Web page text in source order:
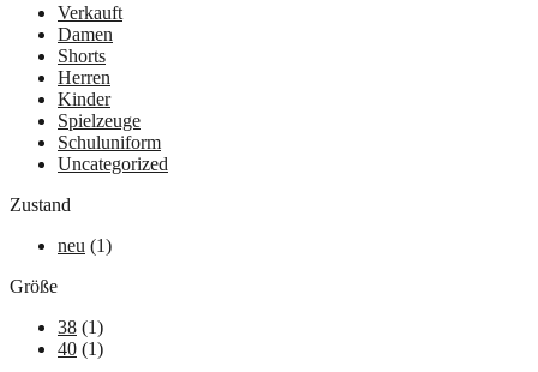
Verkauft
Damen
Shorts
Herren
Kinder
Spielzeuge
Schuluniform
Uncategorized
Zustand
neu (1)
Größe
38 (1)
40 (1)